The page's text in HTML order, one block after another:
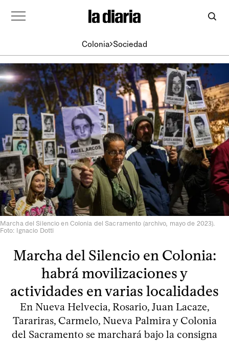
Colonia Sociedad
Marcha del Silencio en Colonia del Sacramento (archivo, mayo de 2023).
Foto: Ignacio Dotti
Marcha del Silencio en Colonia:
habrá movilizaciones y
actividades en varias localidades
En Nueva Helvecia, Rosario, Juan Lacaze,
Tarariras, Carmelo, Nueva Palmira y Colonia
del Sacramento se marchará bajo la consigna